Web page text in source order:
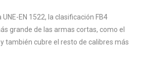
EN 1522, la clasificación FB4
grande de las armas cortas, como el
también cubre el resto de calibres más